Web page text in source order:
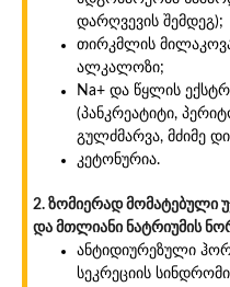
დარღვევის შემდეგ);
თირკმლის
ალკალოზი;
Na+ და წყლის
(პანკრეატიტი,
გულძმარვა, მძიმე
კეტონურია.
2. ზომიერად მომატებული
და მთლიანი ნატრიუმის
ანტიდიურეზული
სეკრეციის